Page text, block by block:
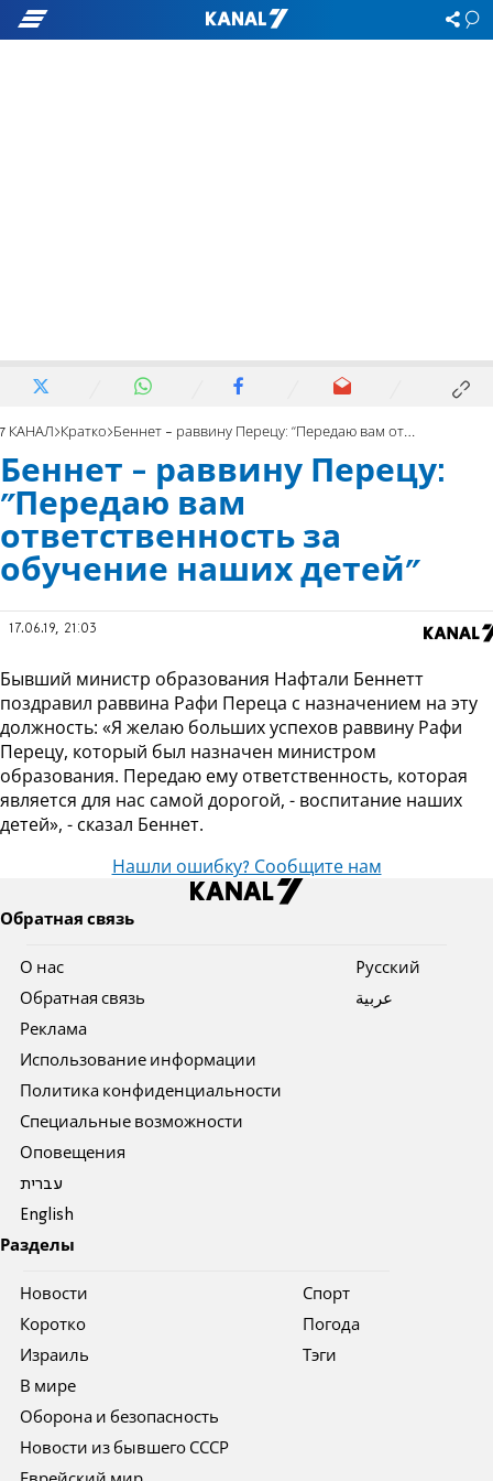
7 КАНАЛ Кратко Беннет - раввину Перецу: "Передаю вам ответственность за обучение наших детей"
Беннет - раввину Перецу:
"Передаю вам
ответственность за
обучение наших детей"
17.06.19, 21:03
Бывший министр образования Нафтали Беннетт
поздравил раввина Рафи Переца с назначением на эту
должность: «Я желаю больших успехов раввину Рафи
Перецу, который был назначен министром
образования. Передаю ему ответственность, которая
является для нас самой дорогой, - воспитание наших
детей», - сказал Беннет.
Нашли ошибку? Сообщите нам
Обратная связь
О нас
Обратная связь
Реклама
Использование информации
Политика конфиденциальности
Специальные возможности
Оповещения
עברית
English
Pусский
عربية
Разделы
Новости
Коротко
Израиль
В мире
Оборона и безопасность
Новости из бывшего СССР
Спорт
Погода
Тэги